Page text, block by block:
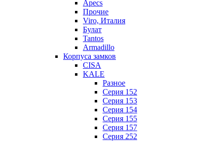
Apecs
Прочие
Viro, Италия
Булат
Tantos
Armadillo
Корпуса замков
CISA
KALE
Разное
Серия 152
Серия 153
Серия 154
Серия 155
Серия 157
Серия 252